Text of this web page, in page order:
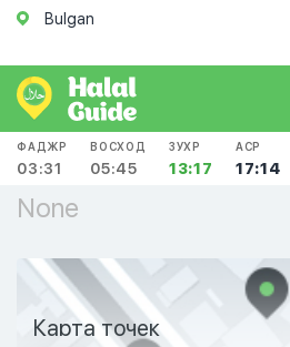
Bulgan
ФАДЖР
03:31
ВОСХОД
05:45
ЗУХР
13:17
АСР
17:14
None
Карта точек